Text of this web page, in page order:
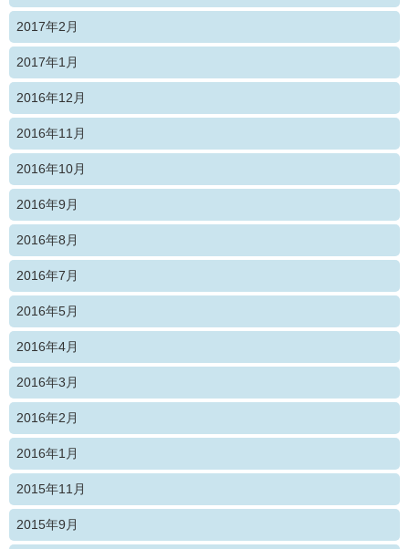
2017年2月
2017年1月
2016年12月
2016年11月
2016年10月
2016年9月
2016年8月
2016年7月
2016年5月
2016年4月
2016年3月
2016年2月
2016年1月
2015年11月
2015年9月